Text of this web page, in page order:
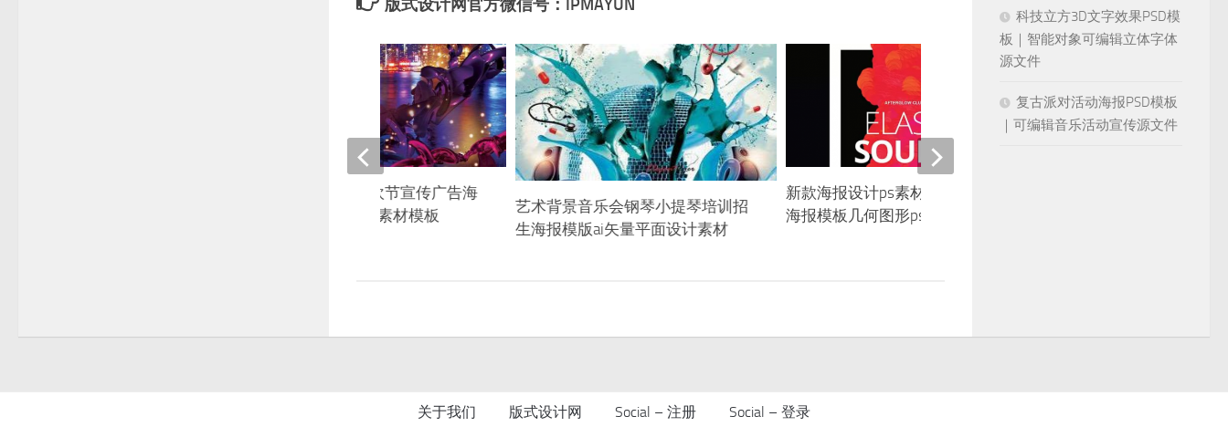
版式设计网官方微信号：IPMAYUN
艺术背景音乐会钢琴小提琴培训招
生海报模版ai矢量平面设计素材
新款海报设计ps素材欧美创意抽象
海报模板几何图形psd原文件
演唱会酒吧音乐狂欢节宣传广告海
报展板设计背景psd素材模板
科技立方3D文字效果PSD模
板｜智能对象可编辑立体字体
源文件
复古派对活动海报PSD模板
｜可编辑音乐活动宣传源文件
关于我们 版式设计网 Social – 注册 Social – 登录